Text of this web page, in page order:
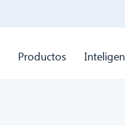
Productos